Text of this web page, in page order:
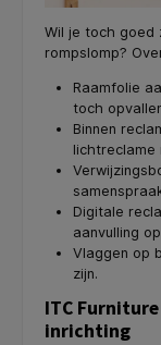
Wil je toch goed
rompslomp?
Raamfolie
toch
Binnen
lichtreclame
Digitale
aanvulling
Vlaggen op
zijn.
ITC
inrichting